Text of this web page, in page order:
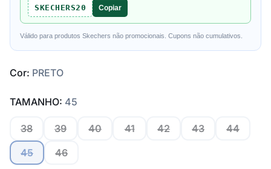
SKECHERS20 Copiar
Válido para produtos Skechers não promocionais. Cupons não cumulativos.
Cor: PRETO
TAMANHO: 45
38 39 40 41 42 43
44
45
46